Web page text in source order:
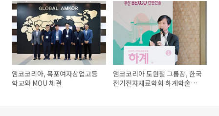
앰코코리아, 목포여자상업고등
학교와 MOU 체결
앰코코리아 도원철 그룹장, 한국
전기전자재료학회 하계학술대